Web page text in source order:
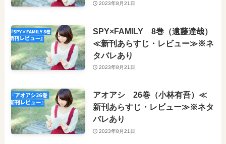
2023年8月21日
SPY×FAMILY 8巻（遠藤達哉）
≪新刊あらすじ・レビュー≫※ネ
タバレあり
2023年8月21日
アオアシ 26巻（小林有吾）≪
新刊あらすじ・レビュー≫※ネタ
バレあり
2023年8月21日